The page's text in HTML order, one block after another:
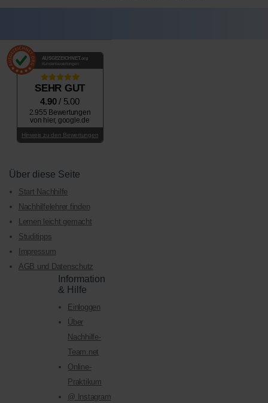
AUSGEZEICHNET .org
Kundenbewertungen
SEHR GUT
4.90/ 5.00
2.955 Bewertungen
von hier, google.de
Hinweis zu den Bewertungen
Über diese Seite
Start Nachhilfe
Nachhilfelehrer finden
Lernen leicht gemacht
Studitipps
Impressum
AGB und Datenschutz
Information
& Hilfe
Einloggen
Über
Nachhilfe-
Team.net
Online-
Praktikum
@ Instagram